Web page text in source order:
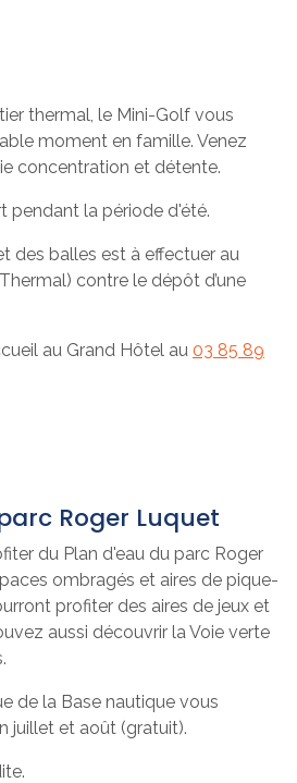
thermal, le Mini-Golf vous
moment en famille. Venez
concentration et détente.
pendant la période d'été.
des balles est à effectuer au
contre le dépôt d’une
au Grand Hôtel au 03 85 89
Roger Luquet
du Plan d'eau du parc Roger
ombragés et aires de pique-
profiter des aires de jeux et
aussi découvrir la Voie verte
de la Base nautique vous
juillet et août (gratuit).